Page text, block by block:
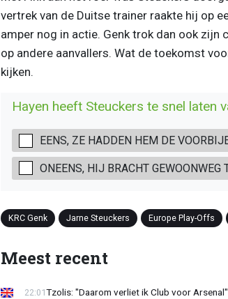
vertrek van de Duitse trainer raakte hij op
amper nog in actie. Genk trok dan ook
op andere aanvallers. Wat de toekomst
kijken.
Hayen heeft Steuckers te snel laten
EENS, ZE HADDEN HEM DE
ONEENS, HIJ BRACHT GEWOONWEG
KRC Genk Jarne Steuckers Europe Play-Offs
Meest recent
Tzolis: "Daarom verliet ik Club voor Arsenal"
22:01